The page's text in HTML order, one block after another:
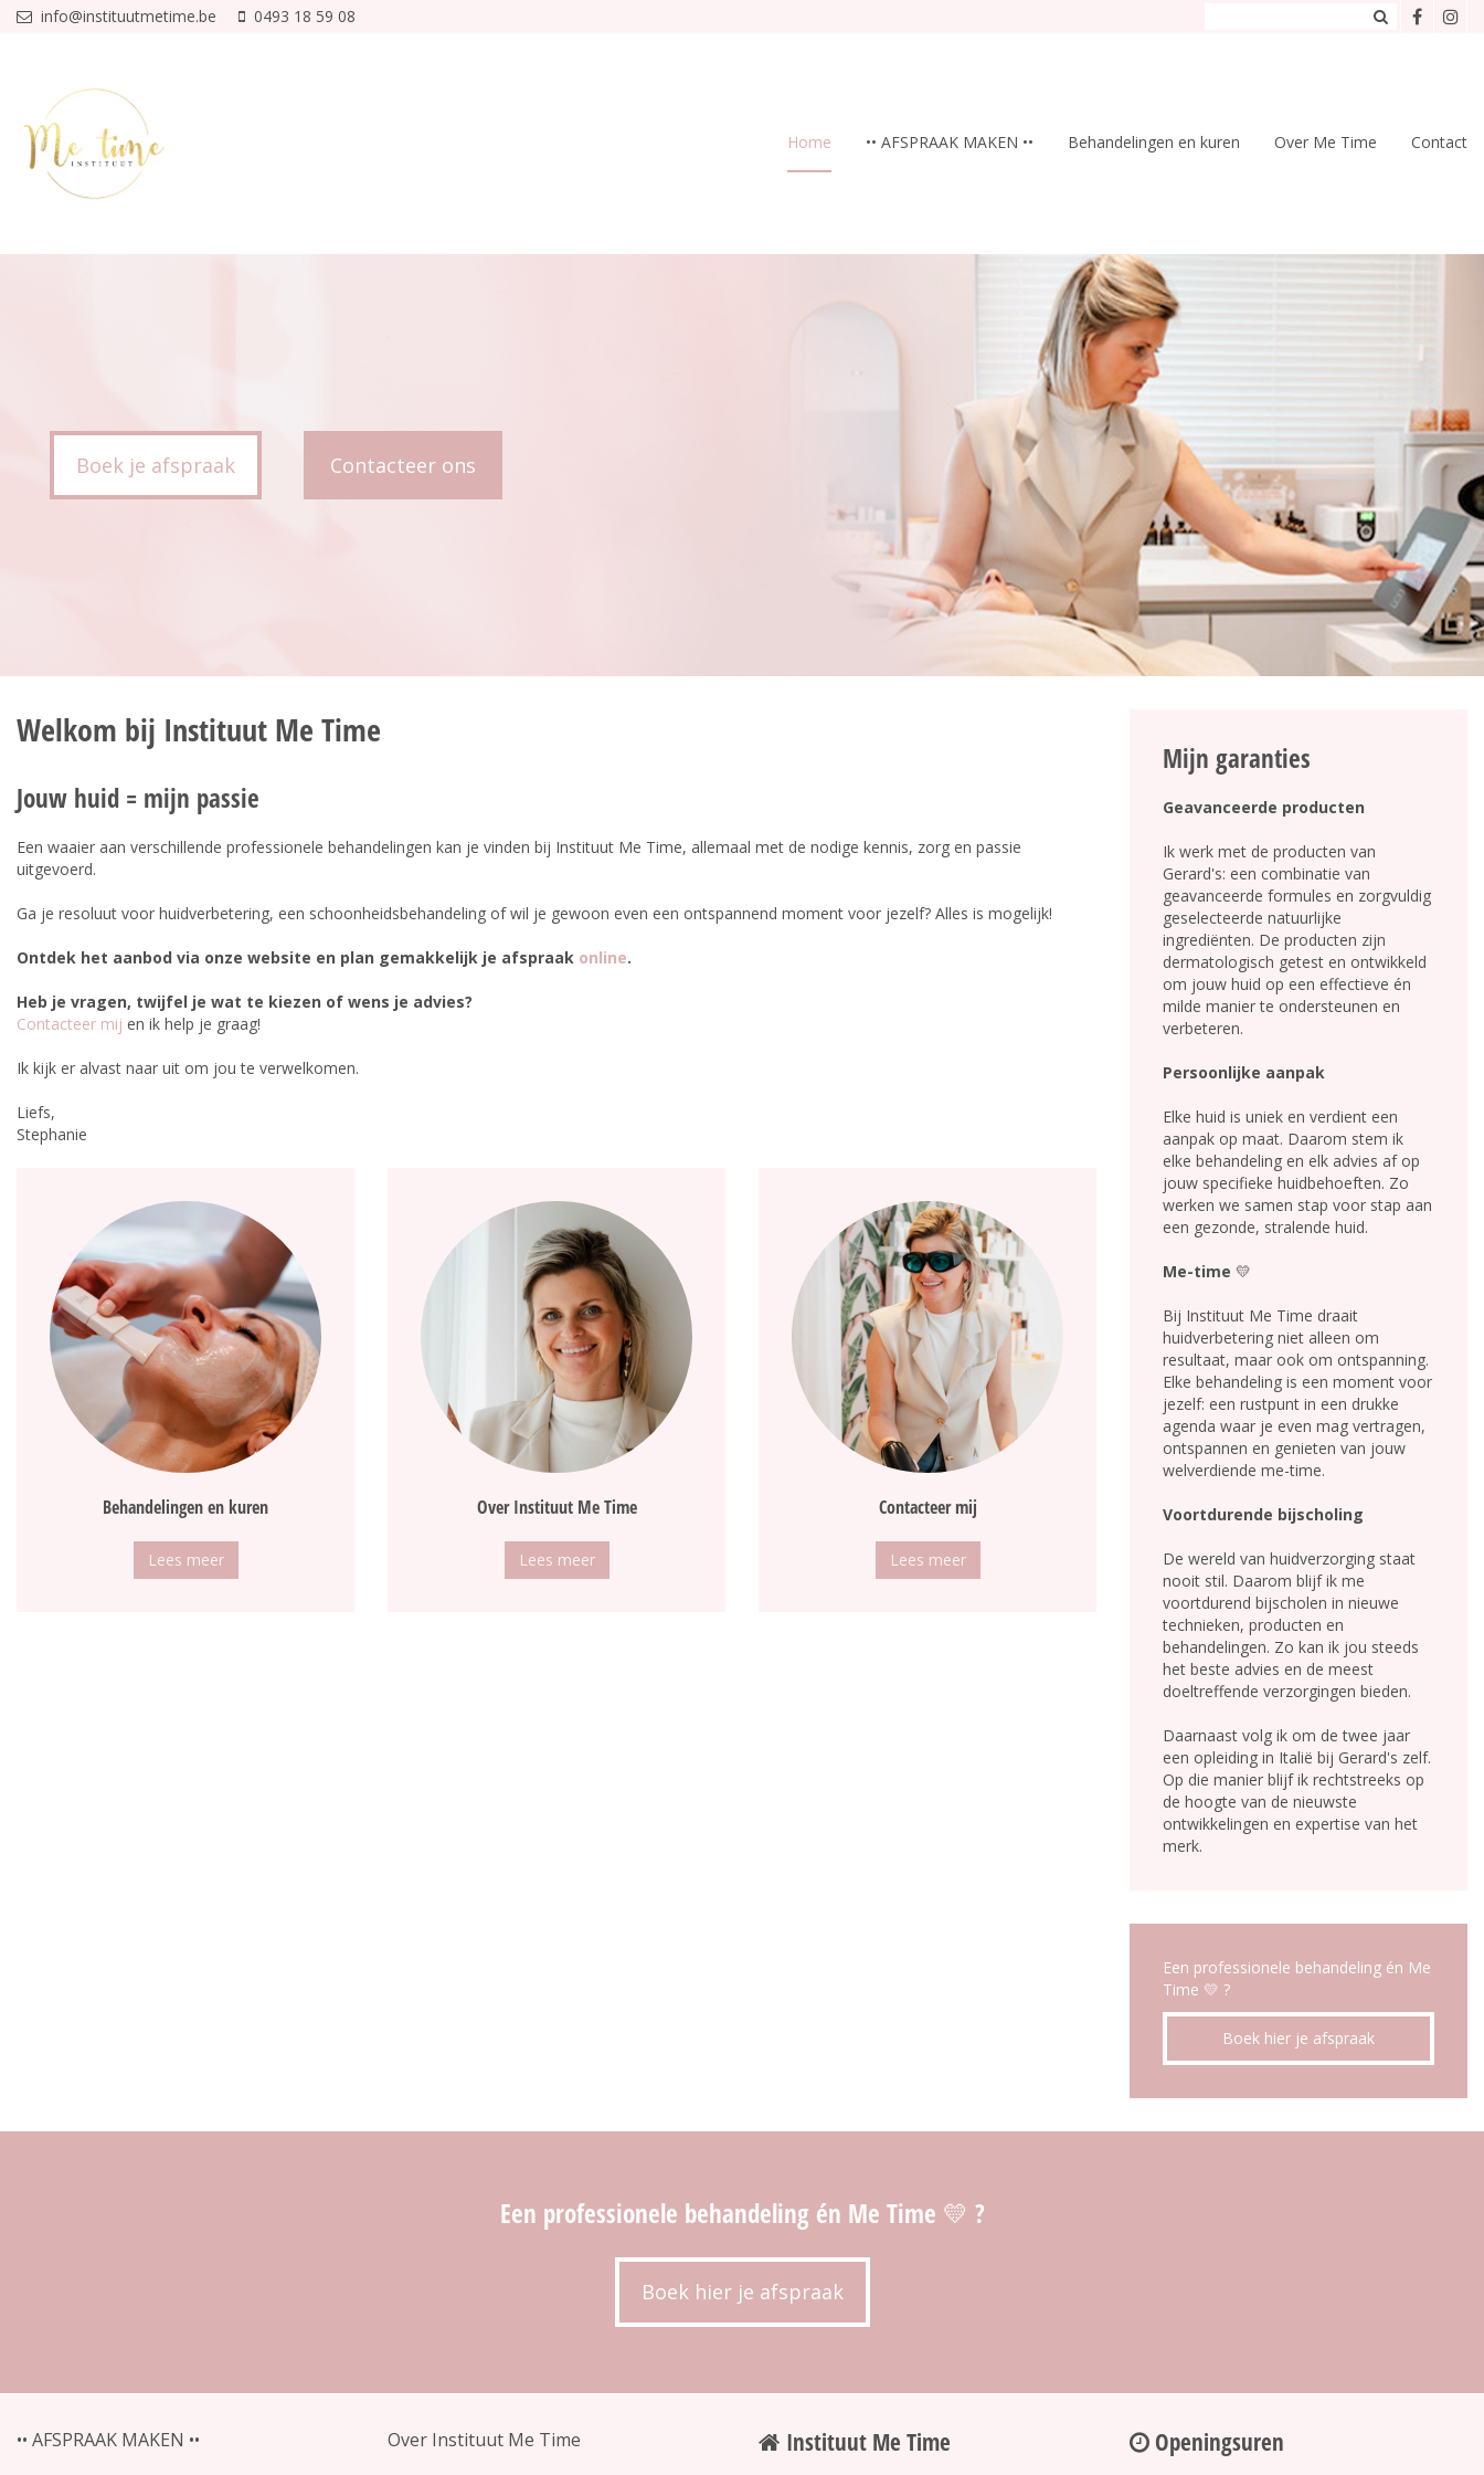
Overslaan en naar de inhoud gaan
info@instituutmetime.be 0493 18 59 08
Home •• AFSPRAAK MAKEN •• Behandelingen en kuren Over Me Time Contact
Welkom bij Instituut Me Time
Jouw huid = mijn passie
Een waaier aan verschillende professionele behandelingen kan je vinden bij Instituut Me Time, allemaal met de nodige kennis, zorg en passie
uitgevoerd.
Ga je resoluut voor huidverbetering, een schoonheidsbehandeling of wil je gewoon even een ontspannend moment voor jezelf? Alles is mogelijk!
Ontdek het aanbod via onze website en plan gemakkelijk je afspraak online.
Heb je vragen, twijfel je wat te kiezen of wens je advies?
Contacteer mij en ik help je graag!
Ik kijk er alvast naar uit om jou te verwelkomen.
Liefs,
Stephanie
Behandelingen en kuren
Lees meer
Over Instituut Me Time
Lees meer
Contacteer mij
Lees meer
Mijn garanties
Geavanceerde producten
Ik werk met de producten van
Gerard's: een combinatie van
geavanceerde formules en zorgvuldig
geselecteerde natuurlijke
ingrediënten. De producten zijn
dermatologisch getest en ontwikkeld
om jouw huid op een effectieve én
milde manier te ondersteunen en
verbeteren.
Persoonlijke aanpak
Elke huid is uniek en verdient een
aanpak op maat. Daarom stem ik
elke behandeling en elk advies af op
jouw specifieke huidbehoeften. Zo
werken we samen stap voor stap aan
een gezonde, stralende huid.
Me-time 💛
Bij Instituut Me Time draait
huidverbetering niet alleen om
resultaat, maar ook om ontspanning.
Elke behandeling is een moment voor
jezelf: een rustpunt in een drukke
agenda waar je even mag vertragen,
ontspannen en genieten van jouw
welverdiende me-time.
Voortdurende bijscholing
De wereld van huidverzorging staat
nooit stil. Daarom blijf ik me
voortdurend bijscholen in nieuwe
technieken, producten en
behandelingen. Zo kan ik jou steeds
het beste advies en de meest
doeltreffende verzorgingen bieden.
Daarnaast volg ik om de twee jaar
een opleiding in Italië bij Gerard's zelf.
Op die manier blijf ik rechtstreeks op
de hoogte van de nieuwste
ontwikkelingen en expertise van het
merk.
Een professionele behandeling én Me
Time 💛 ?
Boek hier je afspraak
Een professionele behandeling én Me Time 💛 ?
Boek hier je afspraak
•• AFSPRAAK MAKEN •• Over Instituut Me Time Instituut Me Time Openingsuren